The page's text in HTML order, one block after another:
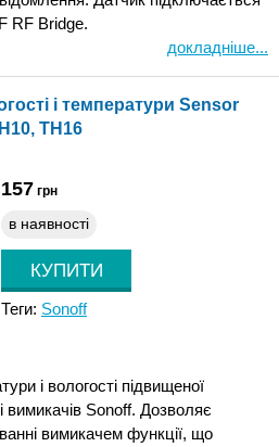
RF Bridge.
докладніше...
і температури Sensor
TH16
157 грн
в наявності
Теги: Sonoff
і вологості підвищеної
вимикачів Sonoff. Дозволяє
вимикачем функції, що